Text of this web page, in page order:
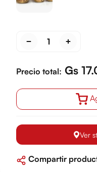
Precio total: Gs
Ver
Compartir